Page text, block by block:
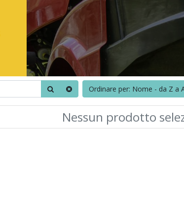
Ordinare per: Nome - da Z a
Nessun prodotto